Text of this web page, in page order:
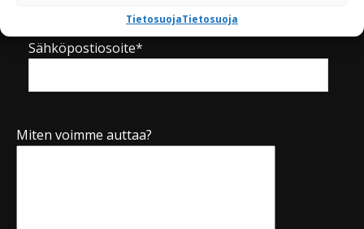
TietosuojaTietosuoja
Sähköpostiosoite*
Miten voimme auttaa?